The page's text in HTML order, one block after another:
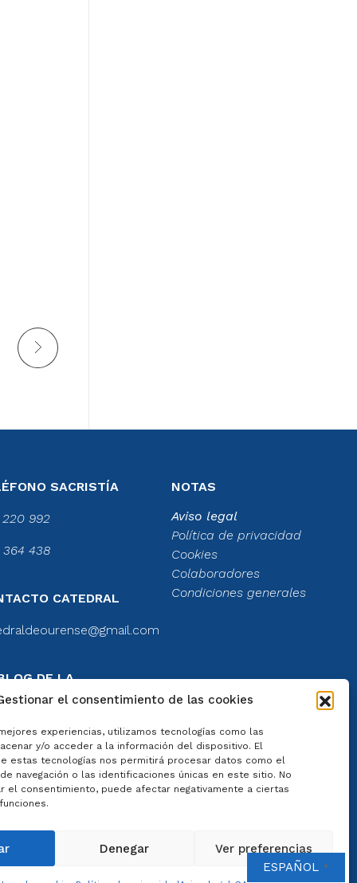
el consentimiento de las cookies
experiencias, utilizamos tecnologías como las
y/o acceder a la información del dispositivo. El
estas tecnologías nos permitirá procesar datos como el
navegación o las identificaciones únicas en este sitio. No
el consentimiento, puede afectar negativamente a ciertas
Denegar Ver preferencias
SACRISTÍA
992
438
CATEDRAL
DE LA
blog
NOTAS
Aviso legal
Política de privacidad
Cookies
Colaboradores
Condiciones generales
Artisplendore
ESPAÑOL ▼